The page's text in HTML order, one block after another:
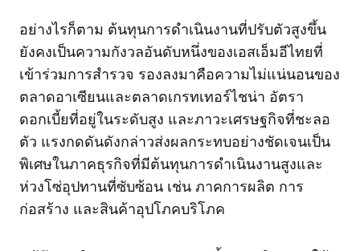
อย่างไรก็ตาม ต้นทุนการดำเนินงานที่ปรับตัวสูงขึ้น
ยังคงเป็นความกังวลอันดับหนึ่งของเอสเอ็มอีไทยที่
เข้าร่วมการสำรวจ รองลงมาคือความไม่แน่นอนของ
ตลาดอาเซียนและตลาดเกรทเทอร์ไชน่า อัตรา
ดอกเบี้ยที่อยู่ในระดับสูง และภาวะเศรษฐกิจที่ชะลอ
ตัว แรงกดดันดังกล่าวส่งผลกระทบอย่างชัดเจนเป็น
พิเศษในภาคธุรกิจที่มีต้นทุนการดำเนินงานสูงและ
ห่วงโซ่อุปทานที่ซับซ้อน เช่น ภาคการผลิต การ
ก่อสร้าง และสินค้าอุปโภคบริโภค